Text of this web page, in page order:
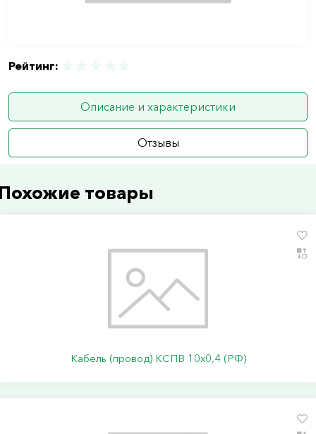
Рейтинг:
Описание и характеристики
Отзывы
товары
Кабель (провод) КСПВ 10х0,4 (РФ)